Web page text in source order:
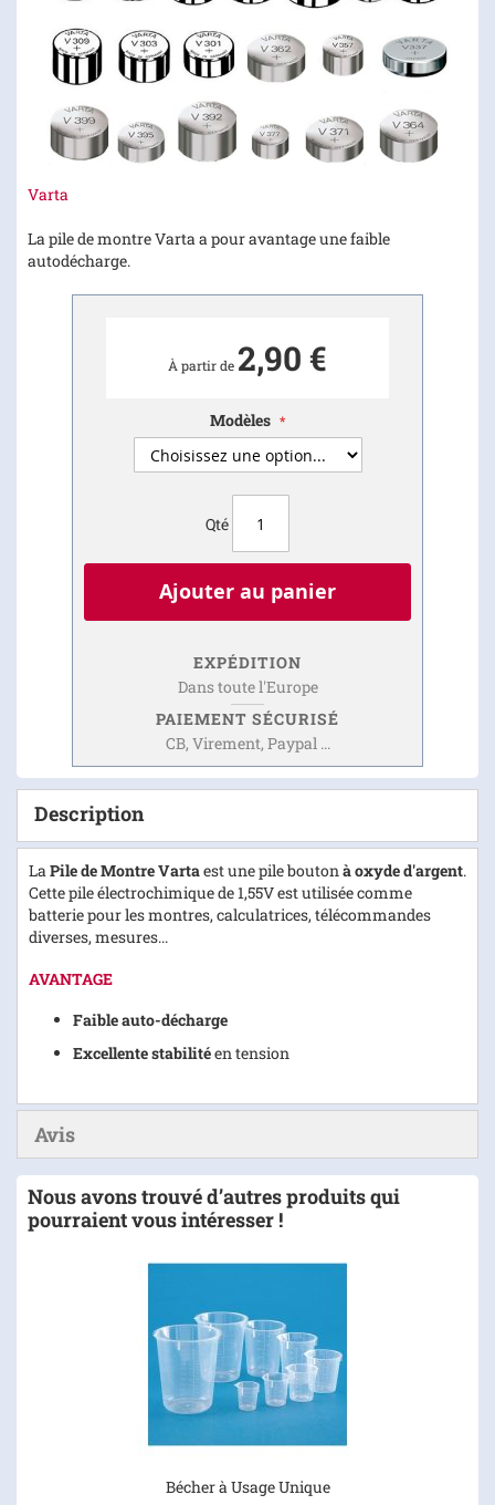
Varta
La pile de montre Varta a pour avantage une faible
autodécharge.
À partir de 2,90 €
Modèles
Qté
Ajouter au panier
EXPÉDITION
Dans toute l'Europe
PAIEMENT SÉCURISÉ
CB, Virement, Paypal ...
Skip
the
beginning
Description
LaPile de Montre Vartaest une pile boutonà oxyde d'argent.
Cette pile électrochimique de 1,55V est utilisée comme
batterie pour les montres, calculatrices, télécommandes
diverses, mesures...
AVANTAGE
Faible auto-décharge
Excellente stabilitéen tension
Avis
Nous avons trouvé d’autres produits qui
pourraient vous intéresser !
Bécher à Usage Unique